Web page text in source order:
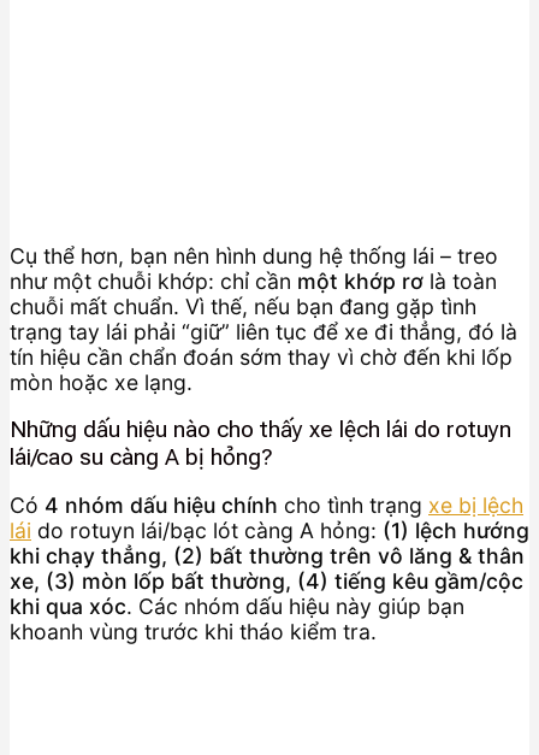
Cụ thể hơn, bạn nên hình dung hệ thống lái – treo
như một chuỗi khớp: chỉ cần một khớp rơ là toàn
chuỗi mất chuẩn. Vì thế, nếu bạn đang gặp tình
trạng tay lái phải “giữ” liên tục để xe đi thẳng, đó là
tín hiệu cần chẩn đoán sớm thay vì chờ đến khi lốp
mòn hoặc xe lạng.
Những dấu hiệu nào cho thấy xe lệch lái do rotuyn
lái/cao su càng A bị hỏng?
Có 4 nhóm dấu hiệu chính cho tình trạng xe bị lệch
lái do rotuyn lái/bạc lót càng A hỏng: (1) lệch hướng
khi chạy thẳng, (2) bất thường trên vô lăng & thân
xe, (3) mòn lốp bất thường, (4) tiếng kêu gầm/cộc
khi qua xóc. Các nhóm dấu hiệu này giúp bạn
khoanh vùng trước khi tháo kiểm tra.